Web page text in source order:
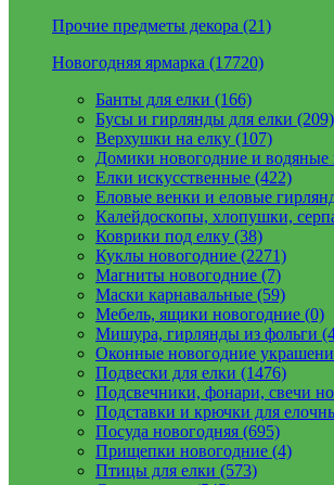
Прочие предметы декора (21)
Новогодняя ярмарка (17720)
Банты для елки (166)
Бусы и гирлянды для елки (209)
Верхушки на елку (107)
Домики новогодние и
Елки искусственные (422)
Еловые венки и еловые
Калейдоскопы, хлопушки,
Коврики под елку (38)
Куклы новогодние (2271)
Магниты новогодние (7)
Маски карнавальные (59)
Мебель, ящики новогодние (0)
Мишура, гирлянды из фольги
Оконные новогодние
Подвески для елки (1476)
Подсвечники, фонари, свечи
Подставки и крючки для
Посуда новогодняя (695)
Прищепки новогодние (4)
Птицы для елки (573)